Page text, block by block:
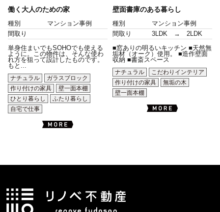
働く大人のための家
種別
マンション事例
間取り
単身住まいでもSOHOでも使える
ように。この物件は、そんな使わ
れ方を狙って設計したものです。
もと...
ナチュラル
ガラスブロック
作り付けの家具
壁一面本棚
ひとり暮らし
ふたり暮らし
自宅で仕事
壁面書庫のある暮らし
種別
マンション事例
間取り
3LDK → 2LDK
■窓ありの明るいキッチン ■天然無
垢材（オーク）使用。 ■造作壁面
収納 ■書斎スペース
ナチュラル
こだわりインテリア
作り付けの家具
無垢の木
壁一面本棚